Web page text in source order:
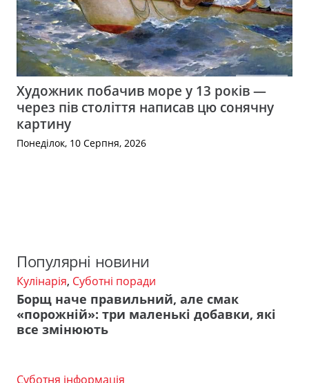
Художник побачив море у 13 років —
через пів століття написав цю сонячну
картину
Понеділок, 10 Серпня, 2026
Популярні новини
Кулінарія, Суботні поради
Борщ наче правильний, але смак
«порожній»: три маленькі добавки, які
все змінюють
Суботня інформація